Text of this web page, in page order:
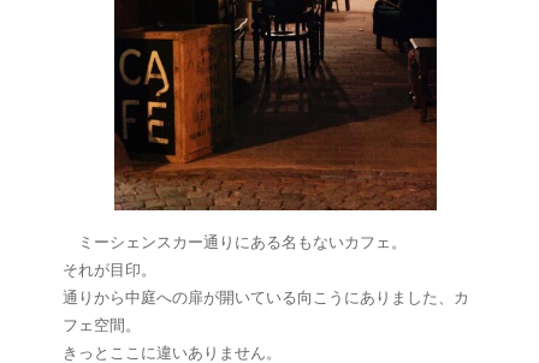
ミーシェンスカー通りにある名もないカフェ。
それが目印。
通りから中庭への扉が開いている向こうにありました、カ
フェ空間。
きっとここに違いありません。